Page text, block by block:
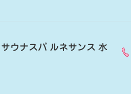
サウナスパ ルネサンス 水